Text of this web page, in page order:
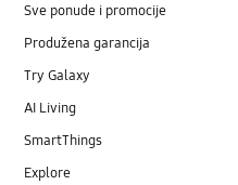
Sve ponude i promocije
Produžena garancija
Try Galaxy
AI Living
SmartThings
Explore